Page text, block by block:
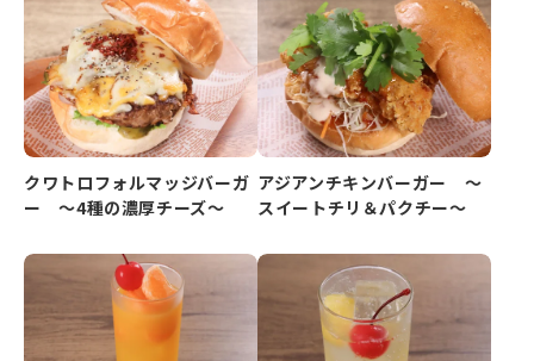
クワトロフォルマッジバーガ
ー ～4種の濃厚チーズ～
アジアンチキンバーガー ～
スイートチリ＆パクチー～